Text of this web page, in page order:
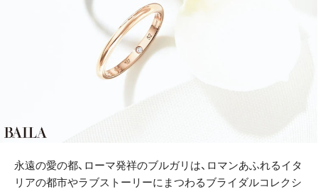
永遠の愛の都、ローマ発祥のブルガリは、ロマンあふれるイタ
リアの都市やラブストーリーにまつわるブライダルコレクシ